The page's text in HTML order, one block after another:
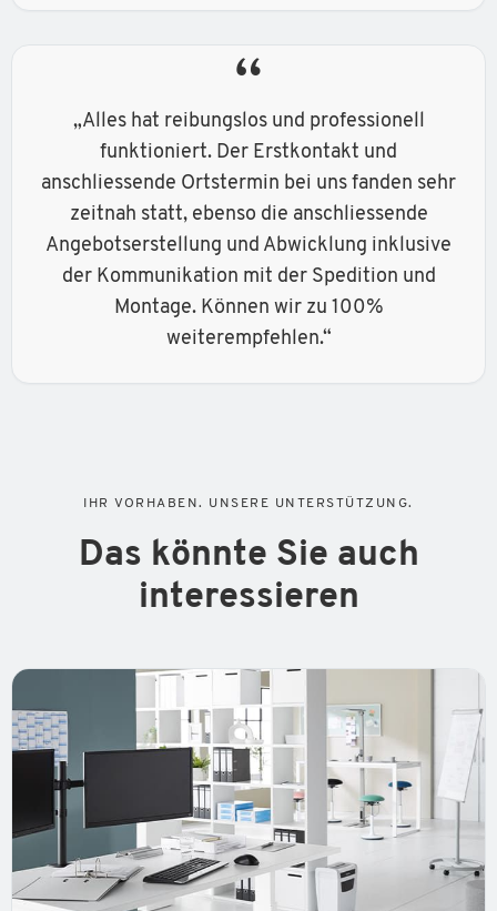
“
„Alles hat reibungslos und professionell
funktioniert. Der Erstkontakt und
anschliessende Ortstermin bei uns fanden sehr
zeitnah statt, ebenso die anschliessende
Angebotserstellung und Abwicklung inklusive
der Kommunikation mit der Spedition und
Montage. Können wir zu 100%
weiterempfehlen.“
IHR VORHABEN. UNSERE UNTERSTÜTZUNG.
Das könnte Sie auch
interessieren